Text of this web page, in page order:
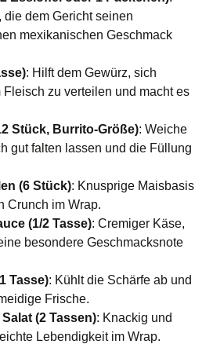
die dem Gericht seinen
mexikanischen Geschmack
: Hilft dem Gewürz, sich
zu verteilen und macht es
Stück, Burrito-Größe): Weiche
gut falten lassen und die Füllung
(6 Stück): Knusprige Maisbasis
Crunch im Wrap.
(1/2 Tasse): Cremiger Käse,
besondere Geschmacksnote
Tasse): Kühlt die Schärfe ab und
Frische.
(2 Tassen): Knackig und
Lebendigkeit im Wrap.